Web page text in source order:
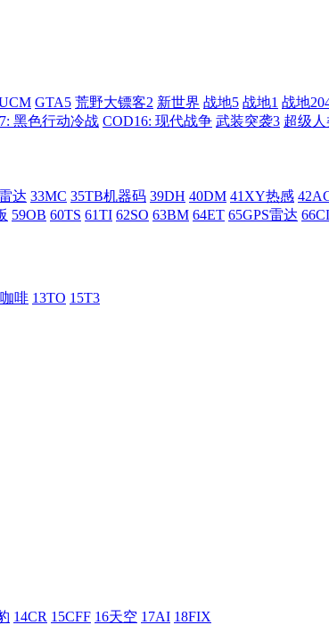
GTA5 荒野大镖客2 新世界 战地5 战地1 战地
黑色行动冷战 COD16: 现代战争 武装突袭3 超级
达 33MC 35TB机器码 39DH 40DM 41XY热感
59OB 60TS 61TI 62SO 63BM 64ET 65GPS雷达
啡 13TO 15T3
14CR 15CFF 16天空 17AI 18FIX